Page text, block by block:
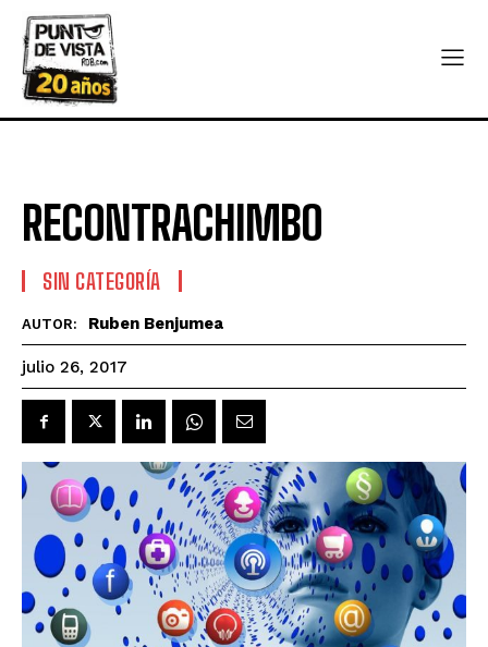
RECONTRACHIMBO
SIN CATEGORÍA
AUTOR: Ruben Benjumea
julio 26, 2017